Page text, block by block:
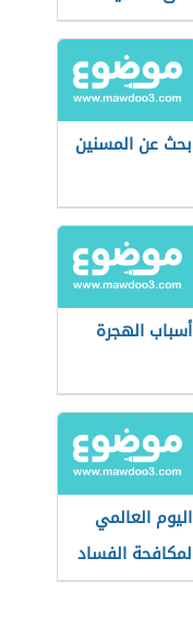
حقوق الطفل
بحث عن المسنين
أسباب الهجرة
اليوم العالمي
لمكافحة الفساد